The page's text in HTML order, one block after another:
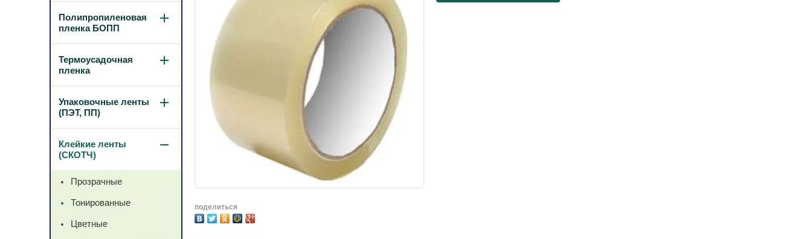
поделиться
Полипропиленовая
пленка БОПП
Термоусадочная
пленка
Упаковочные ленты
(ПЭТ, ПП)
Клейкие ленты
(СКОТЧ)
Прозрачные
Тонированные
Цветные